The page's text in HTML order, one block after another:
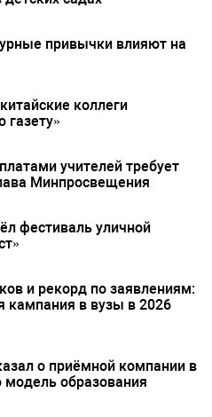
привычки влияют на
коллеги
газету»
учителей требует
Минпросвещения
фестиваль уличной
и рекорд по заявлениям:
кампания в вузы в 2026
о приёмной компании в
образования